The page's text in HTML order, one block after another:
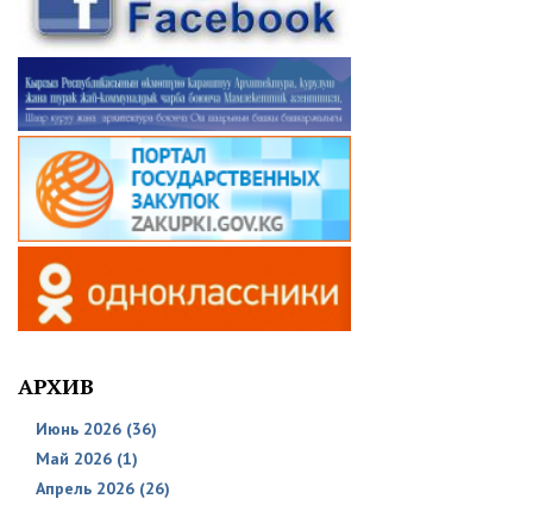
АРХИВ
Июнь 2026 (36)
Май 2026 (1)
Апрель 2026 (26)